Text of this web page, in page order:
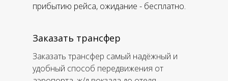
Заказать трансфер самый надёжный и
удобный способ передвижения от
Заказать трансфер
прибытию рейса, ожидание - бесплатно.